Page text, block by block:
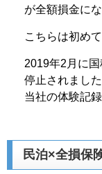
が全額損金に
こちらは初め
2019年2月に
停止されました
当社の体験記
民泊×全損保